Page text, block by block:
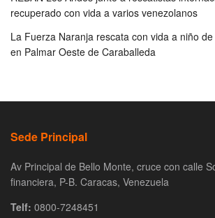
recuperado con vida a varios venezolanos
La Fuerza Naranja rescata con vida a niño
en Palmar Oeste de Caraballeda
Sede Principal
Av Principal de Bello Monte, cruce con calle
financiera, P-B. Caracas, Venezuela
Telf: 0800-7248451